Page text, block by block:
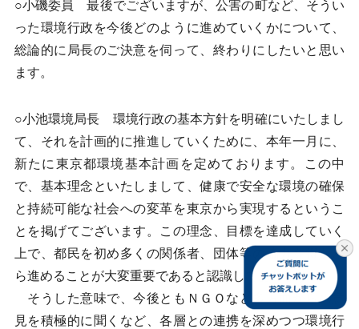
○小磯委員 最後でございますが、公害の町など、そうい
った環境行政を今後どのように進めていくかについて、
総論的に局長のご決意を伺って、終わりにしたいと思い
ます。
○小池環境局長 環境行政の基本方針を明確にいたしまし
て、それを計画的に推進していくために、本年一月に、
新たに東京都環境基本計画を定めております。この中
で、基本理念といたしまして、健康で安全な環境の確保
と持続可能な社会への変革を東京から実現するというこ
とを掲げてございます。この理念、目標を達成していく
上で、都民を初め多くの関係者、団体等の協力を得なが
ら進めることが大変重要であると認識しております。
そうした意味で、今後ともＮＧＯなど多方面からの意
見を積極的に聞くなど、各層との連携を深めつつ環境行